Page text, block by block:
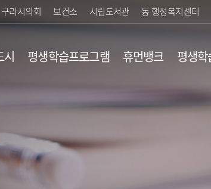
구리시의회 보건소 시립도서관 동 행정복지센터
시
평생교육 기관안내
평생학습지도
평생학습프로그램 휴먼뱅크 평생